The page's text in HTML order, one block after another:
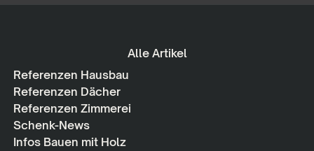
Alle Artikel
Referenzen Hausbau
Referenzen Dächer
Referenzen Zimmerei
Schenk-News
Infos Bauen mit Holz